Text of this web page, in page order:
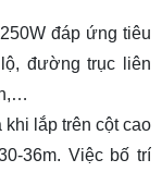
đáp ứng tiêu
đường trục liên
lắp trên cột cao
36m. Việc bố trí